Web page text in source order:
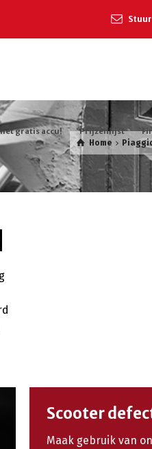
gratis accu! Prijzenlijst
Home
Scooter
Maak gebruik van